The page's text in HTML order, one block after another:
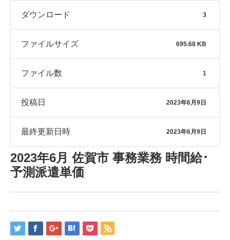
ダウンロード 3
ファイルサイズ 695.68 KB
ファイル数 1
投稿日 2023年6月9日
最終更新日時 2023年6月9日
2023年6月 佐賀市 事務業務 時間給･
予測派遣単価